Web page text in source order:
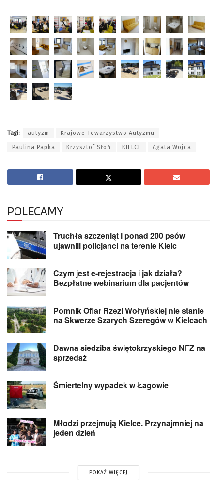
Tagi: autyzm Krajowe Towarzystwo Autyzmu
Paulina Papka Krzysztof Słoń KIELCE Agata Wojda
POLECAMY
Truchła szczeniąt i ponad 200 psów
ujawnili policjanci na terenie Kielc
Czym jest e-rejestracja i jak działa?
Bezpłatne webinarium dla pacjentów
Pomnik Ofiar Rzezi Wołyńskiej nie stanie
na Skwerze Szarych Szeregów w Kielcach
Dawna siedziba świętokrzyskiego NFZ na
sprzedaż
Śmiertelny wypadek w Łagowie
Młodzi przejmują Kielce. Przynajmniej na
jeden dzień
POKAŻ WIĘCEJ